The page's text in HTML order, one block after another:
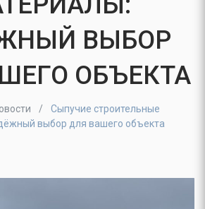
ВЫБОР
ОБЪЕКТА
Сыпучие строительные
выбор для вашего объекта